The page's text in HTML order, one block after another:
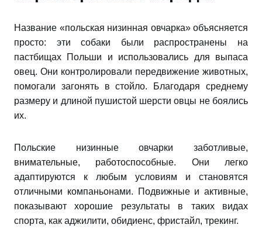
Название «польская низинная овчарка» объясняется
просто: эти собаки были распространены на
пастбищах Польши и использовались для выпаса
овец. Они контролировали передвижение животных,
помогали загонять в стойло. Благодаря среднему
размеру и длиной пушистой шерсти овцы не боялись
их.
Польские низинные овчарки заботливые,
внимательные, работоспособные. Они легко
адаптируются к любым условиям и становятся
отличными компаньонами. Подвижные и активные,
показывают хорошие результаты в таких видах
спорта, как аджилити, обидиенс, фристайл, трекинг.